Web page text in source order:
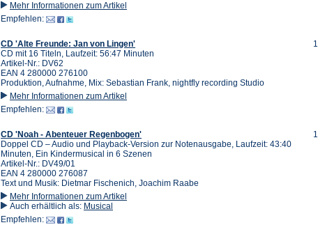
Mehr Informationen zum Artikel
Empfehlen:
CD 'Alte Freunde: Jan von Lingen'
CD mit 16 Titeln, Laufzeit: 56:47 Minuten
Artikel-Nr.: DV62
EAN 4 280000 276100
Produktion, Aufnahme, Mix: Sebastian Frank, nightfly recording Studio
Mehr Informationen zum Artikel
Empfehlen:
CD 'Noah - Abenteuer Regenbogen'
Doppel CD – Audio und Playback-Version zur Notenausgabe, Laufzeit: 43:40
Minuten, Ein Kindermusical in 6 Szenen
Artikel-Nr.: DV49/01
EAN 4 280000 276087
Text und Musik: Dietmar Fischenich, Joachim Raabe
Mehr Informationen zum Artikel
Auch erhältlich als: Musical
Empfehlen: